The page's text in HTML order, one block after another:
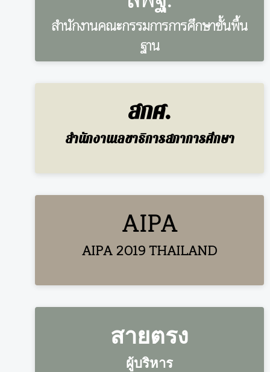
สำนักงานคณะกรรมการการศึกษาขั้นพื้น
ฐาน
สกศ.
สำนักงานเลขาธิการสภาการศึกษา
AIPA
AIPA 2019 THAILAND
สายตรง
ผู้บริหาร